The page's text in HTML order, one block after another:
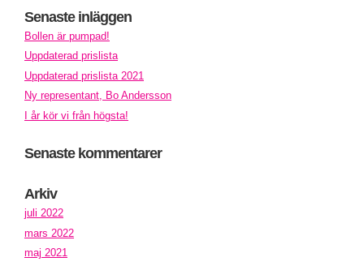
Senaste inläggen
Bollen är pumpad!
Uppdaterad prislista
Uppdaterad prislista 2021
Ny representant, Bo Andersson
I år kör vi från högsta!
Senaste kommentarer
Arkiv
juli 2022
mars 2022
maj 2021